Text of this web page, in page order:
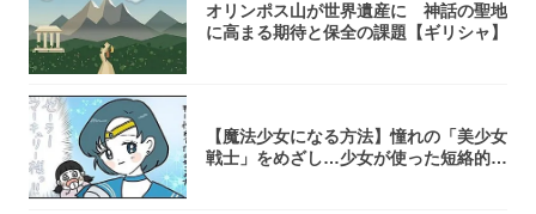
オリンポス山が世界遺産に 神話の聖地
に高まる期待と保全の課題【ギリシャ】
【魔法少女になる方法】憧れの「美少女
戦士」をめざし…少女が使った短絡的す